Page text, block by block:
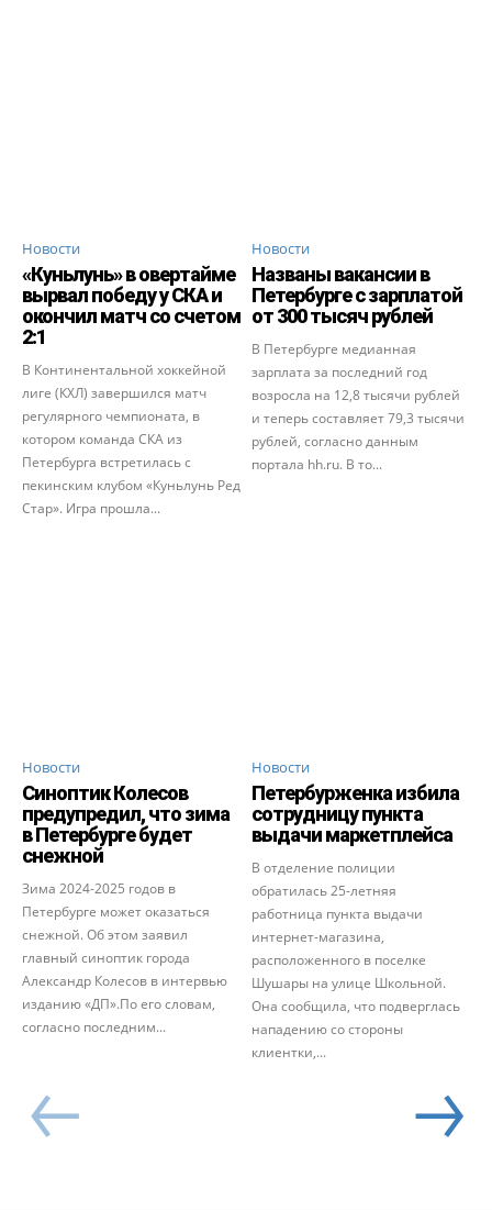
Новости
«Куньлунь» в овертайме
вырвал победу у СКА и
окончил матч со счетом
2:1
В Континентальной хоккейной
лиге (КХЛ) завершился матч
регулярного чемпионата, в
котором команда СКА из
Петербурга встретилась с
пекинским клубом «Куньлунь Ред
Стар». Игра прошла...
Новости
Названы вакансии в
Петербурге с зарплатой
от 300 тысяч рублей
В Петербурге медианная
зарплата за последний год
возросла на 12,8 тысячи рублей
и теперь составляет 79,3 тысячи
рублей, согласно данным
портала hh.ru. В то...
Новости
Синоптик Колесов
предупредил, что зима
в Петербурге будет
снежной
Зима 2024-2025 годов в
Петербурге может оказаться
снежной. Об этом заявил
главный синоптик города
Александр Колесов в интервью
изданию «ДП».По его словам,
согласно последним...
Новости
Петербурженка избила
сотрудницу пункта
выдачи маркетплейса
В отделение полиции
обратилась 25-летняя
работница пункта выдачи
интернет-магазина,
расположенного в поселке
Шушары на улице Школьной.
Она сообщила, что подверглась
нападению со стороны
клиентки,...